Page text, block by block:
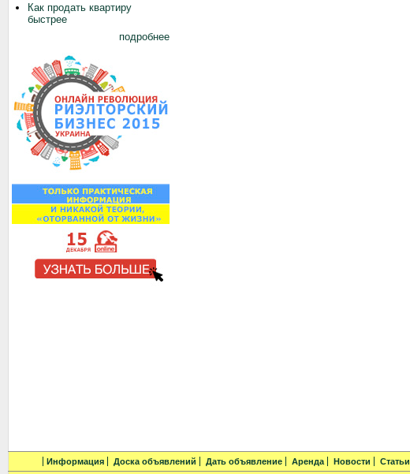
Как продать квартиру
быстрее
подробнее
Информация Доска объявлений Дать объявление Аренда Новости Статьи